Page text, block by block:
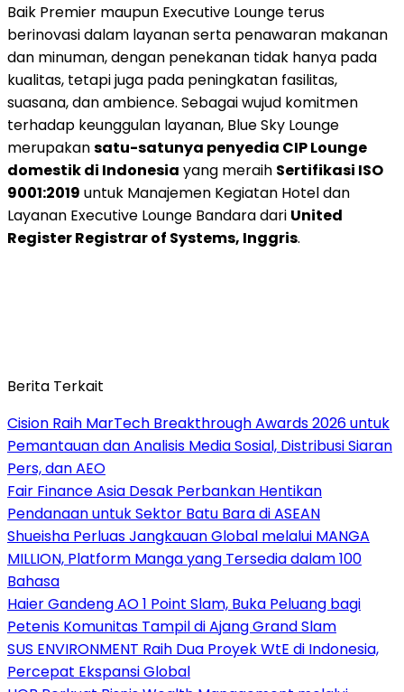
Baik Premier maupun Executive Lounge terus
berinovasi dalam layanan serta penawaran makanan
dan minuman, dengan penekanan tidak hanya pada
kualitas, tetapi juga pada peningkatan fasilitas,
suasana, dan ambience. Sebagai wujud komitmen
terhadap keunggulan layanan, Blue Sky Lounge
merupakansatu-satunya penyedia CIP Lounge
domestik di Indonesia yang meraih Sertifikasi ISO
9001:2019 untuk Manajemen Kegiatan Hotel dan
Layanan Executive Lounge Bandara dari United
Register Registrar of Systems, Inggris.
Berita Terkait
Cision Raih MarTech Breakthrough Awards 2026 untuk
Pemantauan dan Analisis Media Sosial, Distribusi Siaran
Pers, dan AEO
Fair Finance Asia Desak Perbankan Hentikan
Pendanaan untuk Sektor Batu Bara di ASEAN
Shueisha Perluas Jangkauan Global melalui MANGA
MILLION, Platform Manga yang Tersedia dalam 100
Bahasa
Haier Gandeng AO 1 Point Slam, Buka Peluang bagi
Petenis Komunitas Tampil di Ajang Grand Slam
SUS ENVIRONMENT Raih Dua Proyek WtE di Indonesia,
Percepat Ekspansi Global